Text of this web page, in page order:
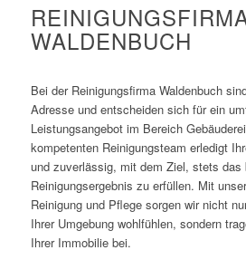
WALDENBUCH
Bei der Reinigungsfirma Waldenbuch
Adresse und entscheiden sich für ein
Leistungsangebot im Bereich
kompetenten Reinigungsteam erledigt
und zuverlässig, mit dem Ziel, stets das
Reinigungsergebnis zu erfüllen. Mit
Reinigung und Pflege sorgen wir nicht
Ihrer Umgebung wohlfühlen, sondern
Ihrer Immobilie bei.